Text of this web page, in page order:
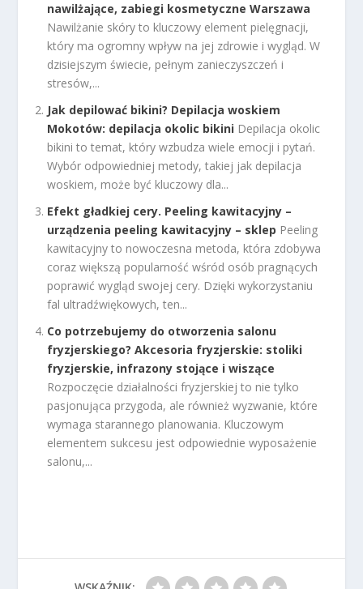
nawilżające, zabiegi kosmetyczne Warszawa
Nawilżanie skóry to kluczowy element pielęgnacji,
który ma ogromny wpływ na jej zdrowie i wygląd. W
dzisiejszym świecie, pełnym zanieczyszczeń i
stresów,...
Jak depilować bikini? Depilacja woskiem
Mokotów: depilacja okolic bikini Depilacja okolic
bikini to temat, który wzbudza wiele emocji i pytań.
Wybór odpowiedniej metody, takiej jak depilacja
woskiem, może być kluczowy dla...
Efekt gładkiej cery. Peeling kawitacyjny –
urządzenia peeling kawitacyjny – sklep Peeling
kawitacyjny to nowoczesna metoda, która zdobywa
coraz większą popularność wśród osób pragnących
poprawić wygląd swojej cery. Dzięki wykorzystaniu
fal ultradźwiękowych, ten...
Co potrzebujemy do otworzenia salonu
fryzjerskiego? Akcesoria fryzjerskie: stoliki
fryzjerskie, infrazony stojące i wiszące
Rozpoczęcie działalności fryzjerskiej to nie tylko
pasjonująca przygoda, ale również wyzwanie, które
wymaga starannego planowania. Kluczowym
elementem sukcesu jest odpowiednie wyposażenie
salonu,...